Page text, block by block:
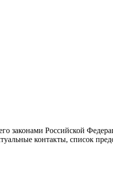
законами Российской
контакты, список